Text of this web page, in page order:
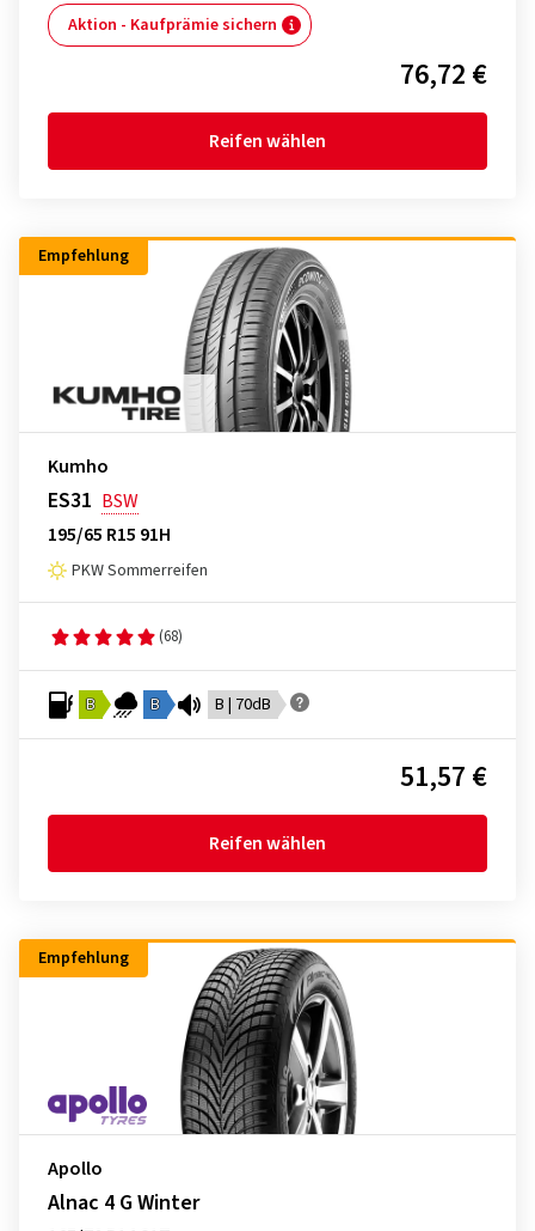
Aktion - Kaufprämie sichern
76,72 €
Reifen wählen
Empfehlung
Kumho
ES31 BSW
195/65 R15 91H
PKW Sommerreifen
(68)
B B B | 70dB
51,57 €
Reifen wählen
Empfehlung
Apollo
Alnac 4 G Winter